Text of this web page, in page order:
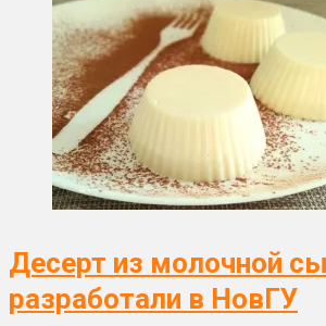
Десерт из молочной
разработали в НовГУ